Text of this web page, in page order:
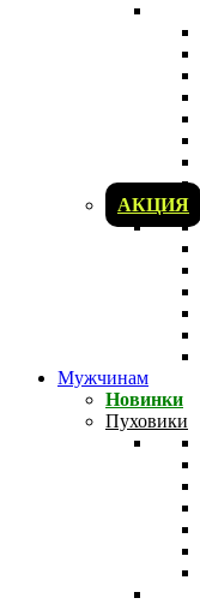
АКЦИЯ
Мужчинам
Новинки
Пуховики